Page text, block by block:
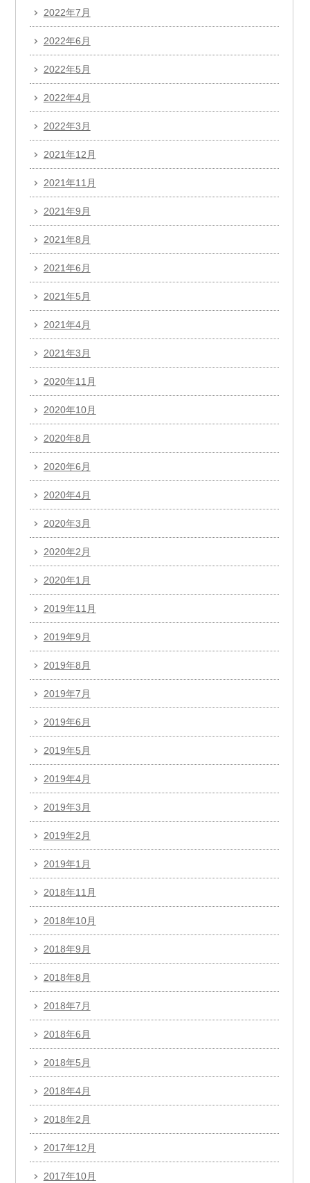
2022年7月
2022年6月
2022年5月
2022年4月
2022年3月
2021年12月
2021年11月
2021年9月
2021年8月
2021年6月
2021年5月
2021年4月
2021年3月
2020年11月
2020年10月
2020年8月
2020年6月
2020年4月
2020年3月
2020年2月
2020年1月
2019年11月
2019年9月
2019年8月
2019年7月
2019年6月
2019年5月
2019年4月
2019年3月
2019年2月
2019年1月
2018年11月
2018年10月
2018年9月
2018年8月
2018年7月
2018年6月
2018年5月
2018年4月
2018年2月
2017年12月
2017年10月